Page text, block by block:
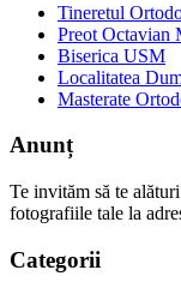
Tineretul
Preot Octavian
Biserica USM
Localitatea
Masterate
Anunț
Te invităm să te
fotografiile tale la
Categorii